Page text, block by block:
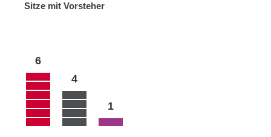
Sitze mit Vorsteher
6
4
1